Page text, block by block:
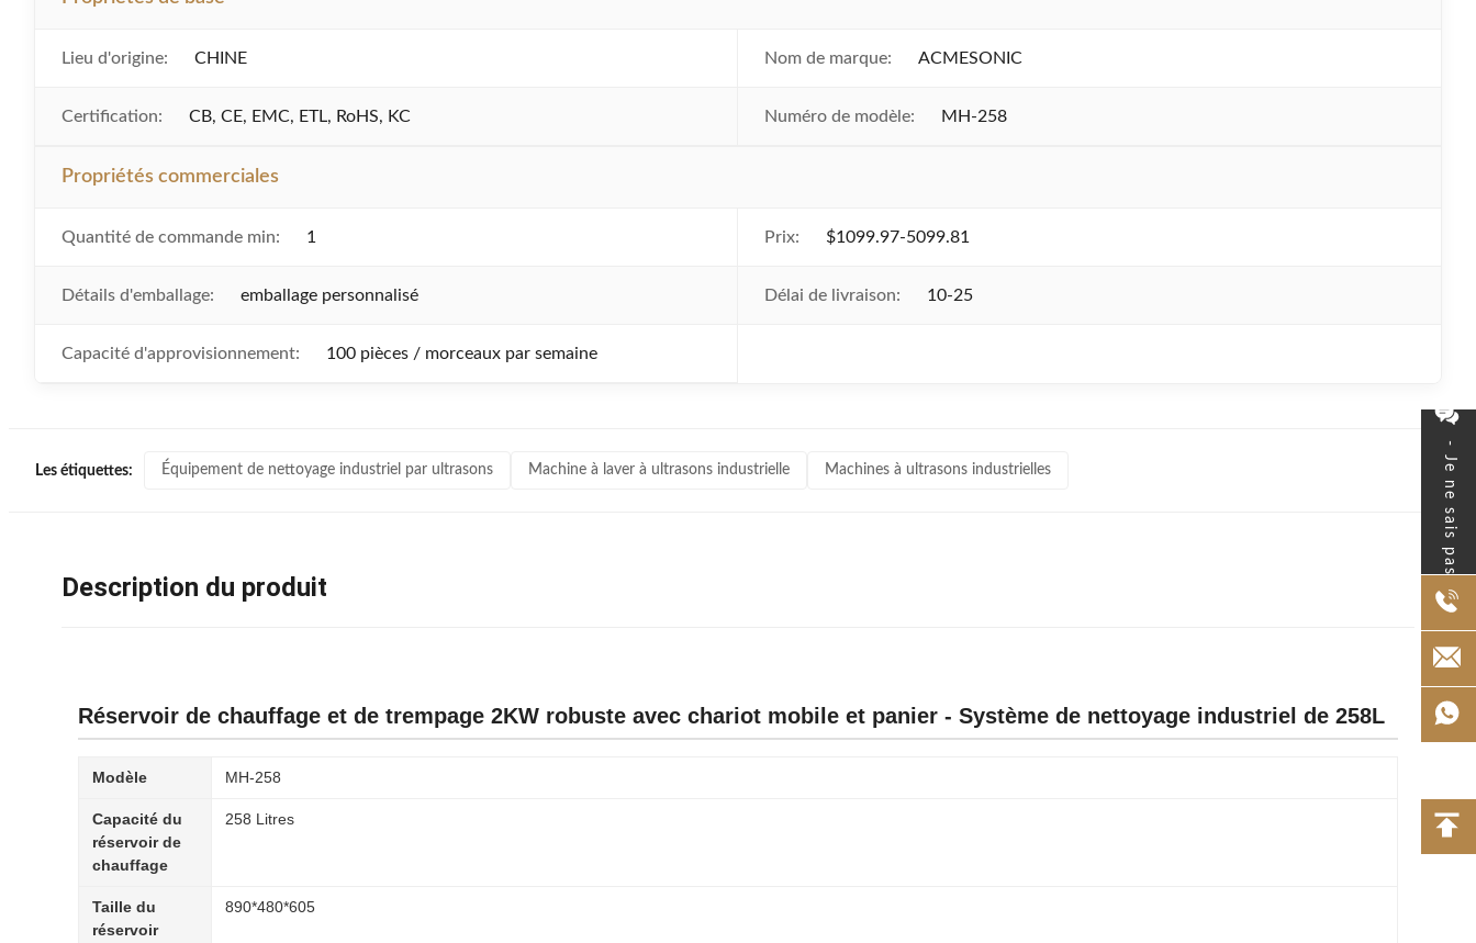
- Je ne sais pas.
Lieu d'origine: CHINE Nom de marque: ACMESONIC
Certification: CB, CE, EMC, ETL, RoHS, KC Numéro de modèle: MH-258
Propriétés commerciales
Quantité de commande min: 1 Prix: $1099.97-5099.81
Détails d'emballage: emballage personnalisé Délai de livraison: 10-25
Capacité d'approvisionnement: 100 pièces / morceaux par semaine
Les étiquettes: Équipement de nettoyage industriel par ultrasons Machine à laver à ultrasons industrielle Machines à ultrasons industrielles
Description du produit
Réservoir de chauffage et de trempage 2KW robuste avec chariot mobile et panier - Système de nettoyage industriel de 258L
Modèle MH‑258
Capacité du
réservoir de
chauffage
258 Litres
Taille du
réservoir
890*480*605